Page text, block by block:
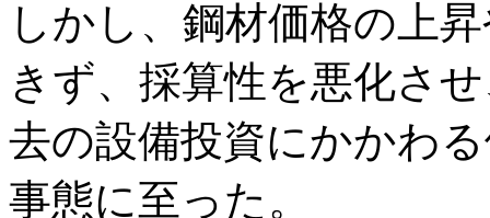
しかし、鋼材価格の上
きず、採算性を悪化さ
去の設備投資にかかわ
事態に至った。